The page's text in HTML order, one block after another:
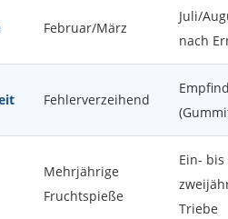
Februar/März
Juli/
nach
Fehlerverzeihend
Mehrjährige
Fruchtspieße
Ein- bis
Triebe